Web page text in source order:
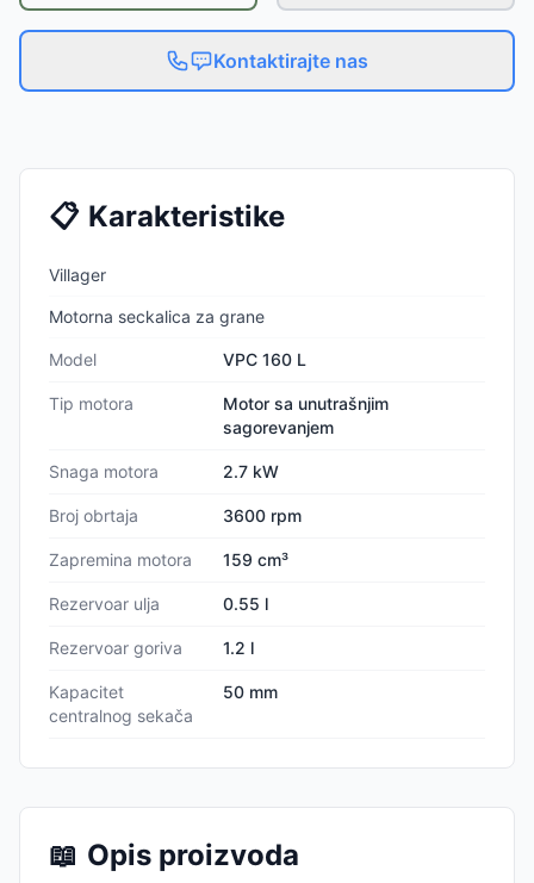
Kontaktirajte nas
📋 Karakteristike
Villager
Motorna seckalica za grane
Model VPC 160 L
Tip motora
Motor sa unutrašnjim
sagorevanjem
Snaga motora 2.7 kW
Broj obrtaja 3600 rpm
Zapremina motora 159 cm³
Rezervoar ulja 0.55 l
Rezervoar goriva 1.2 l
Kapacitet
centralnog sekača
50 mm
📖 Opis proizvoda